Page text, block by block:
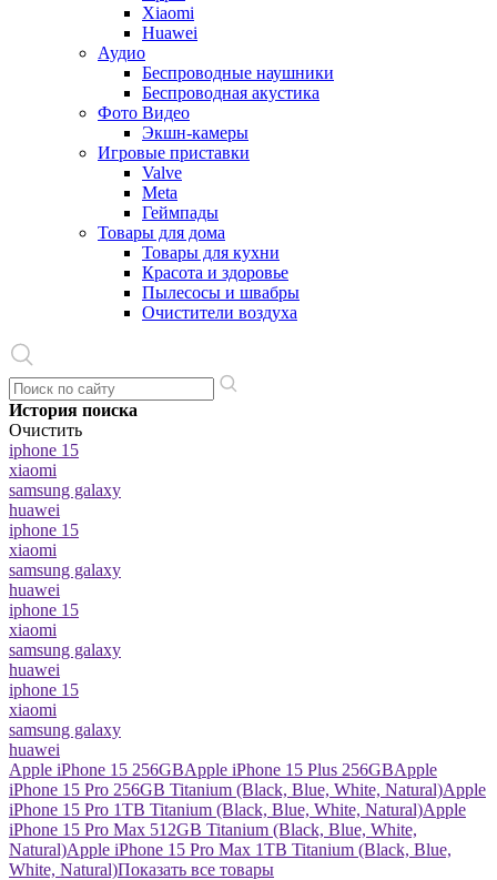
Xiaomi
Huawei
Аудио
Беспроводные наушники
Беспроводная акустика
Фото Видео
Экшн-камеры
Игровые приставки
Valve
Meta
Геймпады
Товары для дома
Товары для кухни
Красота и здоровье
Пылесосы и швабры
Очистители воздуха
История поиска
Очистить
iphone 15
xiaomi
samsung galaxy
huawei
iphone 15
xiaomi
samsung galaxy
huawei
iphone 15
xiaomi
samsung galaxy
huawei
iphone 15
xiaomi
samsung galaxy
huawei
Apple iPhone 15 256GBApple iPhone 15 Plus 256GBApple
iPhone 15 Pro 256GB Titanium (Black, Blue, White, Natural)Apple
iPhone 15 Pro 1TB Titanium (Black, Blue, White, Natural)Apple
iPhone 15 Pro Max 512GB Titanium (Black, Blue, White,
Natural)Apple iPhone 15 Pro Max 1TB Titanium (Black, Blue,
White, Natural)Показать все товары